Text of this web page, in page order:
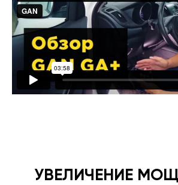
УВЕЛИЧЕНИЕ